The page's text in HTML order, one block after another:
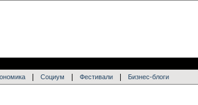
Социум Фестивали Бизнес-блоги